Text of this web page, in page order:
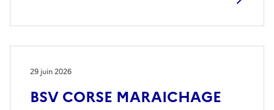
BSV CORSE MARAICHAGE
29 juin 2026